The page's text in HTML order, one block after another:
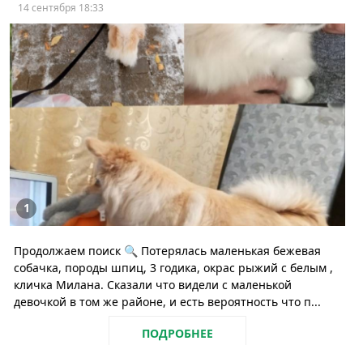
14 сентября 18:33
1
Продолжаем поиск 🔍 Потерялась маленькая бежевая
собачка, породы шпиц, 3 годика, окрас рыжий с белым ,
кличка Милана. Сказали что видели с маленькой
девочкой в том же районе, и есть вероятность что п...
ПОДРОБНЕЕ